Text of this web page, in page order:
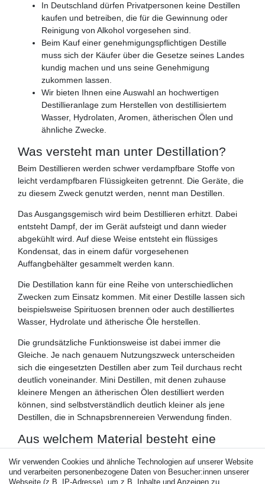
In Deutschland dürfen Privatpersonen keine Destillen
kaufen und betreiben, die für die Gewinnung oder
Reinigung von Alkohol vorgesehen sind.
Beim Kauf einer genehmigungspflichtigen Destille
muss sich der Käufer über die Gesetze seines Landes
kundig machen und uns seine Genehmigung
zukommen lassen.
Wir bieten Ihnen eine Auswahl an hochwertigen
Destillieranlage zum Herstellen von destillisiertem
Wasser, Hydrolaten, Aromen, ätherischen Ölen und
ähnliche Zwecke.
Was versteht man unter Destillation?
Beim Destillieren werden schwer verdampfbare Stoffe von
leicht verdampfbaren Flüssigkeiten getrennt. Die Geräte, die
zu diesem Zweck genutzt werden, nennt man Destillen.
Das Ausgangsgemisch wird beim Destillieren erhitzt. Dabei
entsteht Dampf, der im Gerät aufsteigt und dann wieder
abgekühlt wird. Auf diese Weise entsteht ein flüssiges
Kondensat, das in einem dafür vorgesehenen
Auffangbehälter gesammelt werden kann.
Die Destillation kann für eine Reihe von unterschiedlichen
Zwecken zum Einsatz kommen. Mit einer Destille lassen sich
beispielsweise Spirituosen brennen oder auch destilliertes
Wasser, Hydrolate und ätherische Öle herstellen.
Die grundsätzliche Funktionsweise ist dabei immer die
Gleiche. Je nach genauem Nutzungszweck unterscheiden
sich die eingesetzten Destillen aber zum Teil durchaus recht
deutlich voneinander. Mini Destillen, mit denen zuhause
kleinere Mengen an ätherischen Ölen destilliert werden
können, sind selbstverständlich deutlich kleiner als jene
Destillen, die in Schnapsbrennereien Verwendung finden.
Aus welchem Material besteht eine
Destille?
Destillen werden aus verschiedenen Materialien gefertigt.
Sehr häufig bestehen sie beispielsweise aus Kupfer. Das gilt
Wir verwenden Cookies und ähnliche Technologien auf unserer Website
und verarbeiten personenbezogene Daten von Besucher:innen unserer
Webseite (z.B. IP-Adresse), um z.B. Inhalte und Anzeigen zu